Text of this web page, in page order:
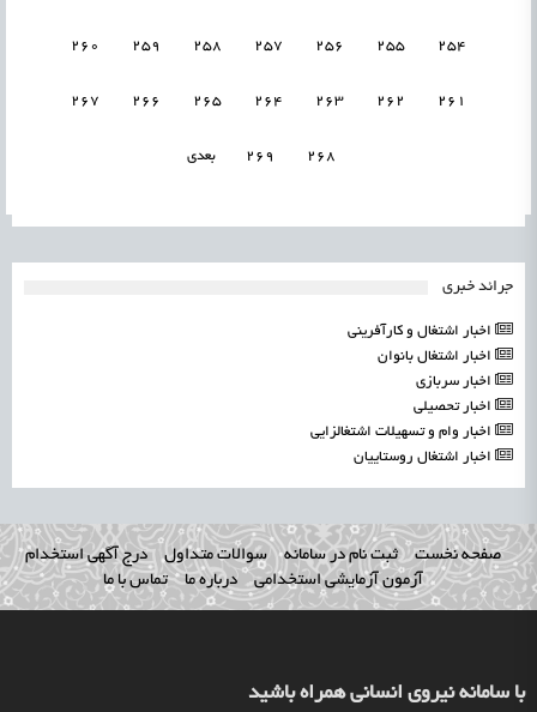
254
255
256
257
258
259
260
261
262
263
264
265
266
267
268
269 بعدی
جرائد خبری
اخبار اشتغال و کارآفرینی
اخبار اشتغال بانوان
اخبار سربازی
اخبار تحصیلی
اخبار وام و تسهیلات اشتغالزایی
اخبار اشتغال روستاییان
صفحه نخست ثبت نام در سامانه سوالات متداول
درج آگهی استخدام
آزمون آزمایشی استخدامی
درباره ما تماس با ما
با سامانه نیروی انسانی همراه باشید